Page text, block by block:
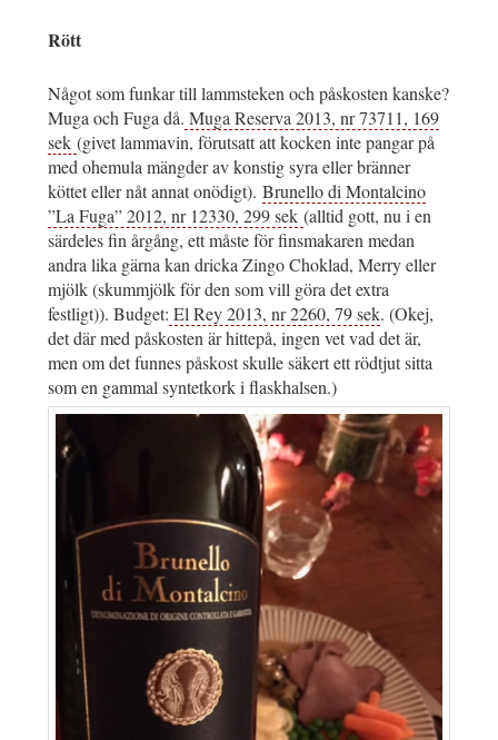
Rött
Något som funkar till lammsteken och påskosten kanske?
Muga och Fuga då. Muga Reserva 2013, nr 73711, 169
sek (givet lammavin, förutsatt att kocken inte pangar på
med ohemula mängder av konstig syra eller bränner
köttet eller nåt annat onödigt). Brunello di Montalcino
”La Fuga” 2012, nr 12330, 299 sek (alltid gott, nu i en
särdeles fin årgång, ett måste för finsmakaren medan
andra lika gärna kan dricka Zingo Choklad, Merry eller
mjölk (skummjölk för den som vill göra det extra
festligt)). Budget: El Rey 2013, nr 2260, 79 sek. (Okej,
det där med påskosten är hittepå, ingen vet vad det är,
men om det funnes påskost skulle säkert ett rödtjut sitta
som en gammal syntetkork i flaskhalsen.)